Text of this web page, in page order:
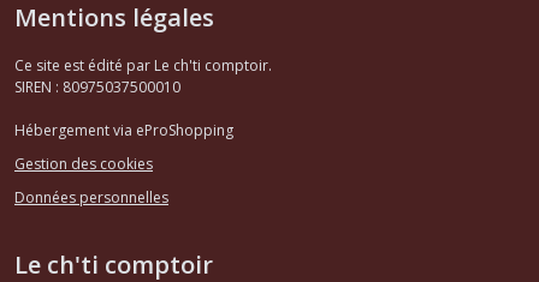
Mentions légales
Ce site est édité par Le ch'ti comptoir.
SIREN : 80975037500010
Hébergement via eProShopping
Gestion des cookies
Données personnelles
Le ch'ti comptoir